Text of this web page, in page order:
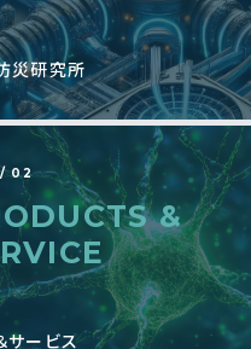
災研究所
02
&
サービス